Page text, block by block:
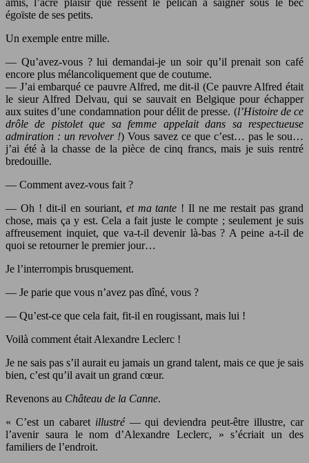
égoïste de ses petits.
Un exemple entre mille.
— Qu’avez-vous ? lui demandai-je un soir qu’il prenait son café
encore plus mélancoliquement que de coutume.
— J’ai embarqué ce pauvre Alfred, me dit-il (Ce pauvre Alfred était
le sieur Alfred Delvau, qui se sauvait en Belgique pour échapper
aux suites d’une condamnation pour délit de presse. (l’Histoire de ce
drôle de pistolet que sa femme appelait dans sa respectueuse
admiration : un revolver !) Vous savez ce que c’est… pas le sou…
j’ai été à la chasse de la pièce de cinq francs, mais je suis rentré
bredouille.
— Comment avez-vous fait ?
— Oh ! dit-il en souriant, et ma tante ! Il ne me restait pas grand
chose, mais ça y est. Cela a fait juste le compte ; seulement je suis
affreusement inquiet, que va-t-il devenir là-bas ? A peine a-t-il de
quoi se retourner le premier jour…
Je l’interrompis brusquement.
— Je parie que vous n’avez pas dîné, vous ?
— Qu’est-ce que cela fait, fit-il en rougissant, mais lui !
Voilà comment était Alexandre Leclerc !
Je ne sais pas s’il aurait eu jamais un grand talent, mais ce que je sais
bien, c’est qu’il avait un grand cœur.
Revenons au Château de la Canne.
« C’est un cabaret illustré— qui deviendra peut-être illustre, car
l’avenir saura le nom d’Alexandre Leclerc, » s’écriait un des
familiers de l’endroit.